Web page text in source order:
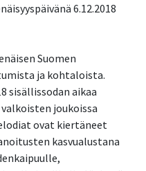
6.12.2018
Suomen
ja kohtaloista.
sisällissodan aikaa
joukoissa
ovat kiertäneet
kasvualustana